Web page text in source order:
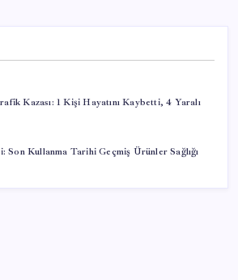
Kazası: 1 Kişi Hayatını Kaybetti, 4 Yaralı
Son Kullanma Tarihi Geçmiş Ürünler Sağlığı